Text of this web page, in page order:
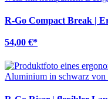
R-Go Compact Break |
54,00 €*